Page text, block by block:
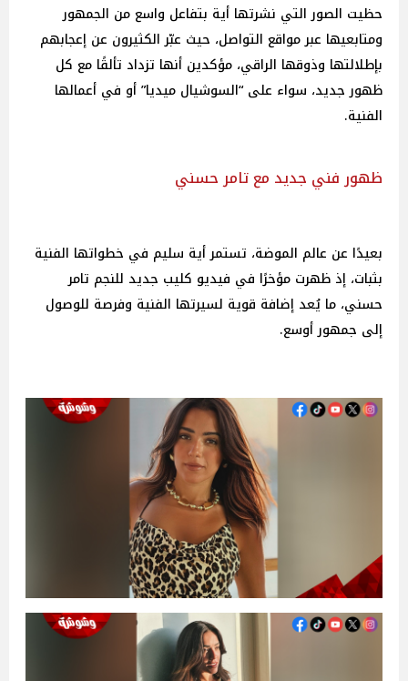
حظيت الصور التي نشرتها أية بتفاعل واسع من الجمهور
ومتابعيها عبر مواقع التواصل، حيث عبّر الكثيرون عن إعجابهم
بإطلالتها وذوقها الراقي، مؤكدين أنها تزداد تألقًا مع كل
ظهور جديد، سواء على “السوشيال ميديا” أو في أعمالها
الفنية.
ظهور فني جديد مع تامر حسني
بعيدًا عن عالم الموضة، تستمر أية سليم في خطواتها الفنية
بثبات، إذ ظهرت مؤخرًا في فيديو كليب جديد للنجم تامر
حسني، ما يُعد إضافة قوية لسيرتها الفنية وفرصة للوصول
إلى جمهور أوسع.